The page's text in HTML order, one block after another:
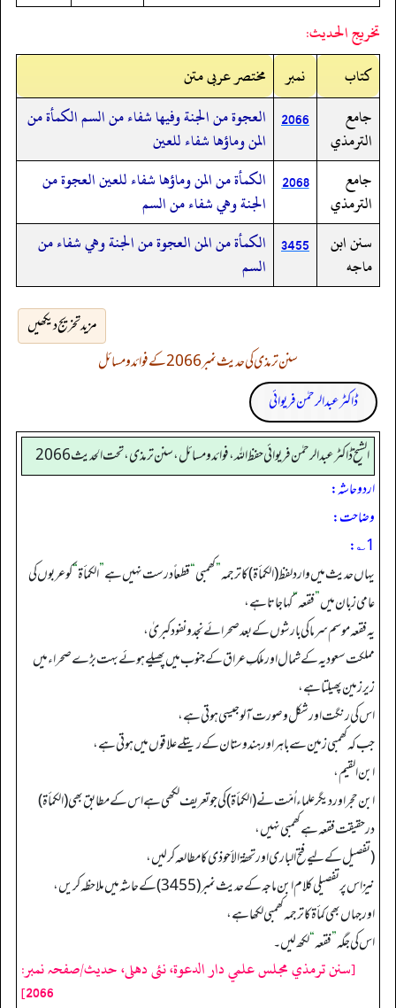
تخريج الحديث:
کتاب
نمبر
مختصر عربی متن
جامع
الترمذي
2066 العجوة من الجنة وفيها شفاء من السم الكمأة من
المن وماؤها شفاء للعين
جامع
الترمذي
2068 الكمأة من المن وماؤها شفاء للعين العجوة من
الجنة وهي شفاء من السم
سنن ابن
ماجه
3455 الكمأة من المن العجوة من الجنة وهي شفاء من
السم
مزید تخریج دیکھیں
سنن ترمذی کی حدیث نمبر 2066 کے فوائد و مسائل
ڈاکٹر عبدالرحمٰن فریوائی
الشیخ ڈاکٹر عبد الرحمٰن فریوائی حفظ اللہ، فوائد و مسائل، سنن ترمذی، تحت الحديث 2066
اردو حاشہ:
وضاحت:
1؎:
یہاں حدیث میں وارد لفظ (الکمأۃ) کا ترجمہ”کھمبی“قطعاً درست نہیں ہے”الکمأۃ“کوعربوں کی
عامی زبان میں”فقعہ“کہا جاتا ہے،
یہ فقعہ موسم سرما کی بارشوں کے بعد صحرائے نجد ونفود کبریٰ،
مملکت سعودیہ کے شمال اورملکِ عراق کے جنوب میں پھیلے ہوئے بہت بڑے صحراء میں
زیر زمین پھیلتا ہے،
اس کی رنگت اورشکل وصورت آلو جیسی ہوتی ہے،
جب کہ کھمبی زمین سے باہر اورہندوستان کے ریتلے علاقوں میں ہوتی ہے،
ابن القیم،
ابن حجر اوردیگرعلماء اُمّت نے (الکمأۃ) کی جوتعریف لکھی ہے اس کے مطابق بھی (الکمأۃ)
درحقیقت فقعہ ہے کھمبی نہیں،
(تفصیل کے لیے فتح الباری اورتحفۃ الأحوذی کا مطالعہ کرلیں،
نیز اس پر تفصیلی کلام ابن ماجہ کے حدیث نمبر (3455) کے حاشہ میں ملاحظہ کریں،
اور جہاں بھی کمأۃ کا ترجمہ کھمبی لکھا ہے،
اس کی جگہ”فقعہ“لکھ لیں۔
[سنن ترمذي مجلس علمي دار الدعوة، نئى دهلى، حدیث/صفحہ نمبر:
2066]